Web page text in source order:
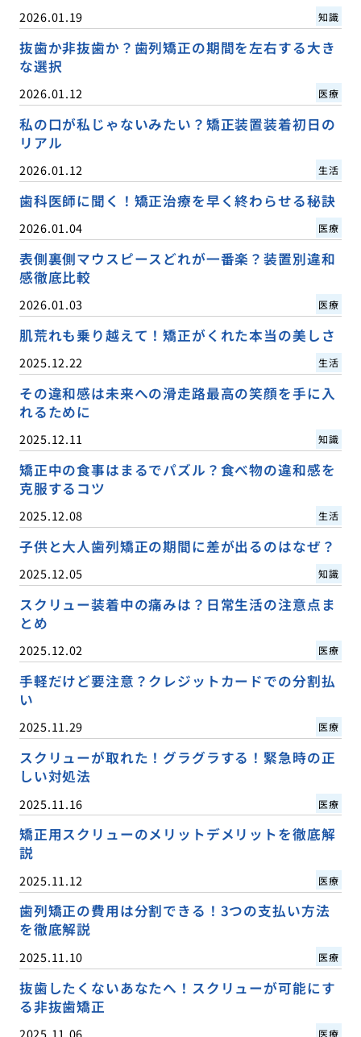
2026.01.19 知識
抜歯か非抜歯か？歯列矯正の期間を左右する大き
な選択
2026.01.12 医療
私の口が私じゃないみたい？矯正装置装着初日の
リアル
2026.01.12 生活
歯科医師に聞く！矯正治療を早く終わらせる秘訣
2026.01.04 医療
表側裏側マウスピースどれが一番楽？装置別違和
感徹底比較
2026.01.03 医療
肌荒れも乗り越えて！矯正がくれた本当の美しさ
2025.12.22 生活
その違和感は未来への滑走路最高の笑顔を手に入
れるために
2025.12.11 知識
矯正中の食事はまるでパズル？食べ物の違和感を
克服するコツ
2025.12.08 生活
子供と大人歯列矯正の期間に差が出るのはなぜ？
2025.12.05 知識
スクリュー装着中の痛みは？日常生活の注意点ま
とめ
2025.12.02 医療
手軽だけど要注意？クレジットカードでの分割払
い
2025.11.29 医療
スクリューが取れた！グラグラする！緊急時の正
しい対処法
2025.11.16 医療
矯正用スクリューのメリットデメリットを徹底解
説
2025.11.12 医療
歯列矯正の費用は分割できる！3つの支払い方法
を徹底解説
2025.11.10 医療
抜歯したくないあなたへ！スクリューが可能にす
る非抜歯矯正
2025.11.06 医療